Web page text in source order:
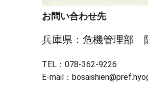
お問い合わせ先
兵庫県：危機管理部
TEL：078-362-9226
E-mail：